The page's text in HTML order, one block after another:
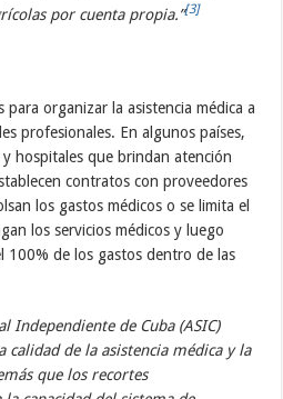
por cuenta propia.”[3]
organizar la asistencia médica a
profesionales. En algunos países,
hospitales que brindan atención
contratos con proveedores
los gastos médicos o se limita el
los servicios médicos y luego
100% de los gastos dentro de las
Independiente de Cuba (ASIC)
calidad de la asistencia médica y la
que los recortes